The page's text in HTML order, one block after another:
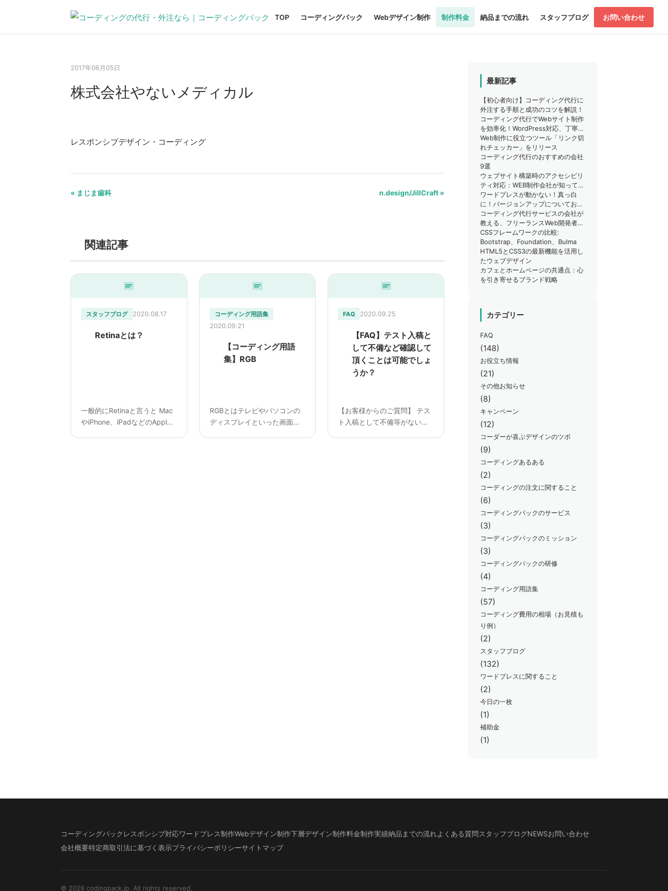
TOP コーディングパック Webデザイン制作 制作料金 納品までの流れ スタッフブログ お問い合わせ
2017年06月05日
株式会社やないメディカル
レスポンシブデザイン・コーディング
« まじま歯科 n.design/JillCraft »
関連記事
スタッフブログ 2020.08.17
Retinaとは？
一般的にRetinaと言うと Mac
やiPhone、iPadなどのApple
コーディング用語集
2020.09.21
【コーディング用語
集】RGB
RGBとはテレビやパソコンの
ディスプレイといった画面上
FAQ 2020.09.25
【FAQ】テスト入稿と
して不備など確認して
頂くことは可能でしょ
うか？
【お客様からのご質問】 テス
ト入稿として不備等がないか
最新記事
【初心者向け】コーディング代行に
外注する手順と成功のコツを解説！
コーディング代行でWebサイト制作
を効率化！WordPress対応、丁寧な
サポートで安心
Web制作に役立つツール「リンク切
れチェッカー」をリリース
コーディング代行のおすすめの会社
9選
ウェブサイト構築時のアクセシビリ
ティ対応：WEB制作会社が知ってお
くべきこと
ワードプレスが動かない！真っ白
に！バージョンアップについてお困
りではありませんか？
コーディング代行サービスの会社が
教える、フリーランスWeb開発者が
知るべきSEO対策のポイント
CSSフレームワークの比較:
Bootstrap、Foundation、Bulma
HTML5とCSS3の最新機能を活用し
たウェブデザイン
カフェとホームページの共通点：心
を引き寄せるブランド戦略
カテゴリー
FAQ
(148)
お役立ち情報
(21)
その他お知らせ
(8)
キャンペーン
(12)
コーダーが喜ぶデザインのツボ
(9)
コーディングあるある
(2)
コーディングの注文に関すること
(6)
コーディングパックのサービス
(3)
コーディングパックのミッション
(3)
コーディングパックの研修
(4)
コーディング用語集
(57)
コーディング費用の相場（お見積も
り例）
(2)
スタッフブログ
(132)
ワードプレスに関すること
(2)
今日の一枚
(1)
補助金
(1)
コーディングパック レスポンシブ対応ワードプレス制作Webデザイン制作下層デザイン制作料金制作実績納品までの流れよくある質問スタッフブログNEWSお問い合わせ
会社概要特定商取引法に基づく表示プライバシーポリシーサイトマップ
© 2026 codingpack.jp. All rights reserved.